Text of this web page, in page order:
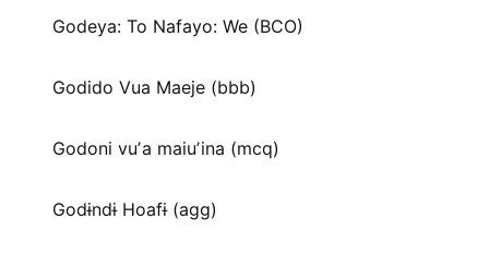
Godeya: To Nafayo: We (BCO)
Godido Vua Maeje (bbb)
Godoni vuʼa maiuʼina (mcq)
Godɨndɨ Hoafɨ (agg)